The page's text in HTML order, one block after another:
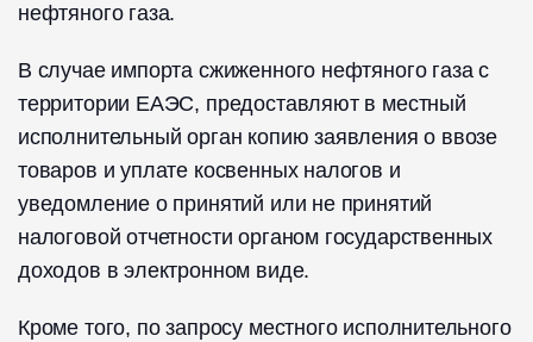
нефтяного газа.
В случае импорта сжиженного нефтяного газа с
территории ЕАЭС, предоставляют в местный
исполнительный орган копию заявления о ввозе
товаров и уплате косвенных налогов и
уведомление о принятий или не принятий
налоговой отчетности органом государственных
доходов в электронном виде.
Кроме того, по запросу местного исполнительного